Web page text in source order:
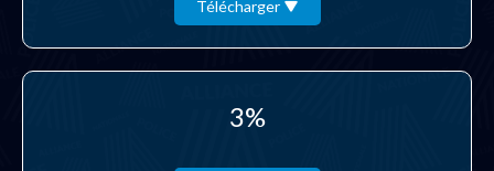
Télécharger
3%